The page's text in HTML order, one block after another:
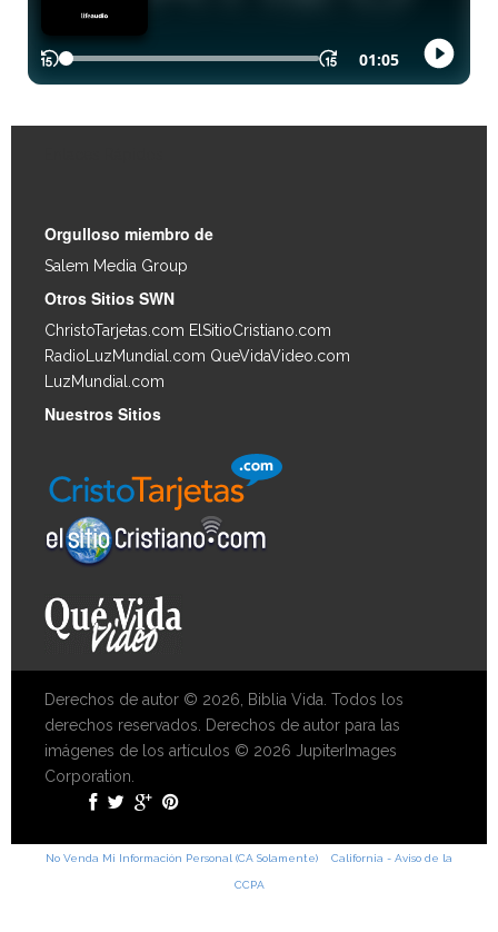
Orgulloso miembro de
Salem Media Group
Otros Sitios SWN
ChristoTarjetas.com ElSitioCristiano.com
RadioLuzMundial.com QueVidaVideo.com
LuzMundial.com
Nuestros Sitios
Derechos de autor © 2026, Biblia Vida. Todos los
derechos reservados. Derechos de autor para las
imágenes de los artículos © 2026 JupiterImages
Corporation.
No Venda Mi Información Personal (CA Solamente) California - Aviso de la
CCPA